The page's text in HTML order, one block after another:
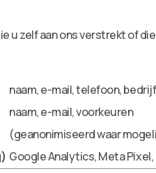
u zelf aan ons verstrekt of
naam, e-mail, telefoon,
naam, e-mail, voorkeuren
(geanonimiseerd waar
Google Analytics, Meta